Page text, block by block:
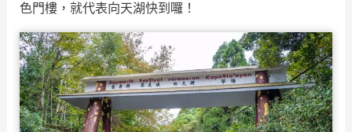
色門樓，就代表向天湖快到囉！